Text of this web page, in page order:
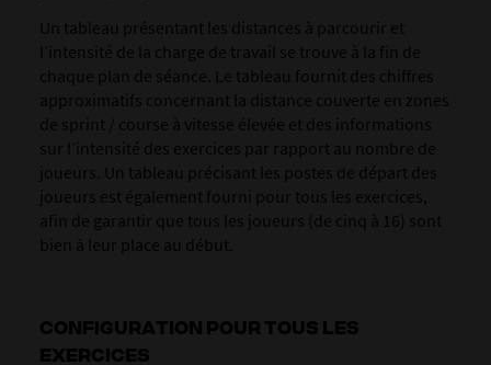
Un tableau présentant les distances à parcourir et
l’intensité de la charge de travail se trouve à la fin de
chaque plan de séance. Le tableau fournit des chiffres
approximatifs concernant la distance couverte en zones
de sprint / course à vitesse élevée et des informations
sur l’intensité des exercices par rapport au nombre de
joueurs. Un tableau précisant les postes de départ des
joueurs est également fourni pour tous les exercices,
afin de garantir que tous les joueurs (de cinq à 16) sont
bien à leur place au début.
CONFIGURATION POUR TOUS LES
EXERCICES